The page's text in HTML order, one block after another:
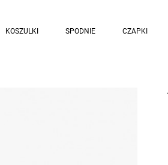
KOSZULKI SPODNIE CZAPKI